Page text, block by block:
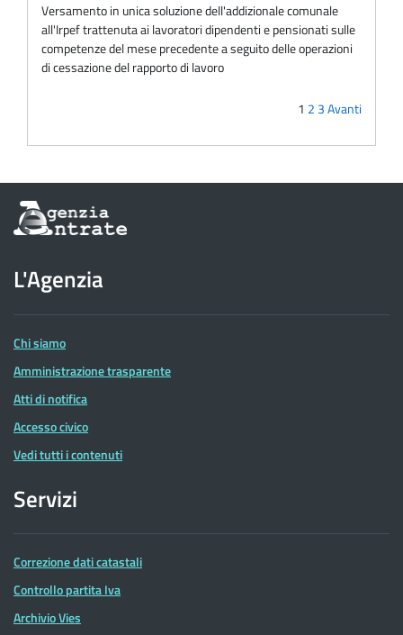
Versamento in unica soluzione dell'addizionale comunale
all'Irpef trattenuta ai lavoratori dipendenti e pensionati sulle
competenze del mese precedente a seguito delle operazioni
di cessazione del rapporto di lavoro
1 2 3Avanti
Informazioni
sul
dell'Agenzia
delle
Entrate
L'Agenzia
Chi siamo
Amministrazione trasparente
Atti di notifica
Accesso civico
Vedi tutti i contenuti
Servizi
Correzione dati catastali
Controllo partita Iva
Archivio Vies